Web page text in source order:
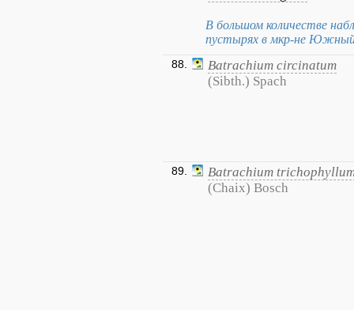
В большом количестве
пустырях в мкр-не
88.
Batrachium circinatum
(Sibth.) Spach
89.
Batrachium
(Chaix) Bosch